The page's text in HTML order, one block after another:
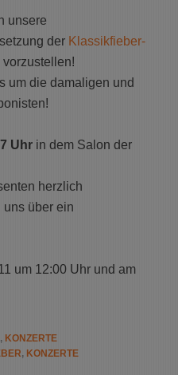
unsere
der Klassikfieber-
vorzustellen!
um die damaligen und
Uhr in dem Salon der
herzlich
über ein
um 12:00 Uhr und am
, KONZERTE
, KONZERTE